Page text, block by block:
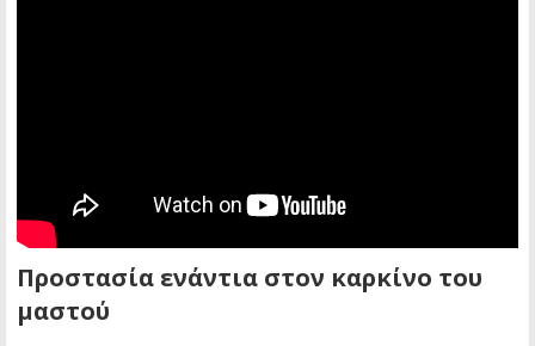
Προστασία ενάντια στον καρκίνο του
μαστού